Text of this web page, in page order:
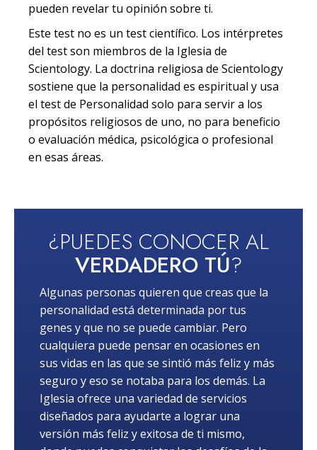
pueden revelar tu opinión sobre ti.
Este test no es un test científico. Los intérpretes
del test son miembros de la Iglesia de
Scientology. La doctrina religiosa de Scientology
sostiene que la personalidad es espiritual y usa
el test de Personalidad solo para servir a los
propósitos religiosos de uno, no para beneficio
o evaluación médica, psicológica o profesional
en esas áreas.
¿PUEDES CONOCER AL
VERDADERO TÚ?
Algunas personas quieren que creas que la
personalidad está determinada por tus
genes y que no se puede cambiar. Pero
cualquiera puede pensar en ocasiones en
sus vidas en las que se sintió más feliz y más
seguro y eso se notaba para los demás. La
Iglesia ofrece una variedad de servicios
diseñados para ayudarte a lograr una
versión más feliz y exitosa de ti mismo,